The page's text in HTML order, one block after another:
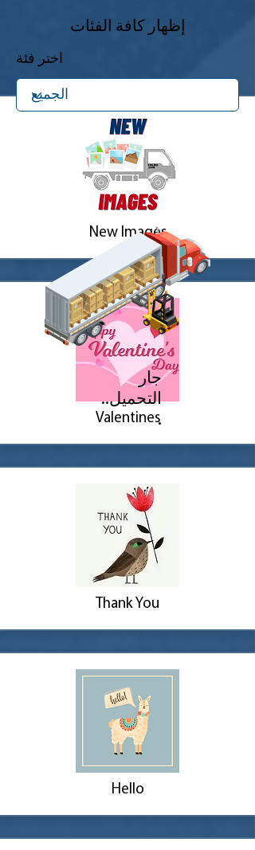
New Images
Valentines
Thank You
Hello
إظهار كافة الفئات
اختر فئة
جار
التحميل..
.